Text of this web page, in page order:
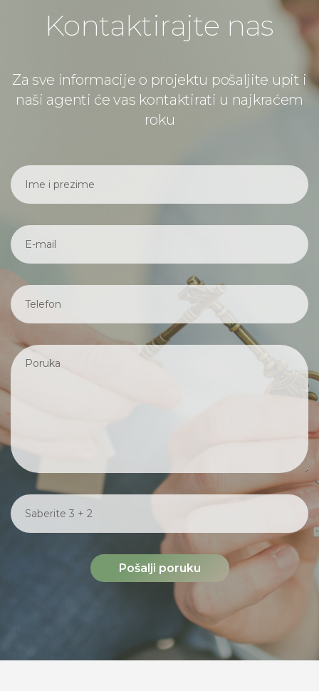
Kontaktirajte nas
Za sve informacije o projektu pošaljite upit i
naši agenti će vas kontaktirati u najkraćem
roku
Pošalji poruku